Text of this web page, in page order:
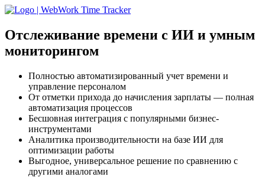
Отслеживание времени с ИИ и умным
мониторингом
Полностью автоматизированный учет времени и
управление персоналом
От отметки прихода до начисления зарплаты — полная
автоматизация процессов
Бесшовная интеграция с популярными бизнес-
инструментами
Аналитика производительности на базе ИИ для
оптимизации работы
Выгодное, универсальное решение по сравнению с
другими аналогами